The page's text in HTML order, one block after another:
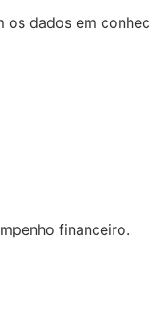
os dados em
financeiro.